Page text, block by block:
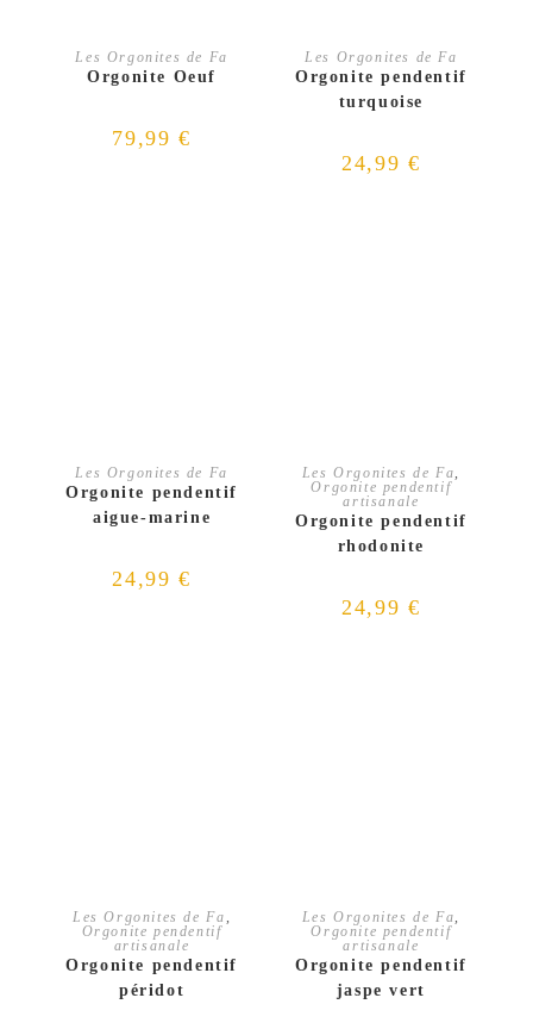
CHOIX DES OPTIONS
Les Orgonites de Fa
Orgonite Oeuf
79,99€
AJOUTER AU PANIER
Les Orgonites de Fa
Orgonite pendentif
turquoise
24,99 €
AJOUTER AU PANIER
Les Orgonites de Fa
Orgonite pendentif
aigue-marine
24,99€
AJOUTER AU PANIER
Les Orgonites de Fa,
Orgonite pendentif
artisanale
Orgonite pendentif
rhodonite
24,99 €
AJOUTER AU PANIER
Les Orgonites de Fa,
Orgonite pendentif
artisanale
Orgonite pendentif
péridot
AJOUTER AU PANIER
Les Orgonites de Fa,
Orgonite pendentif
artisanale
Orgonite pendentif
jaspe vert